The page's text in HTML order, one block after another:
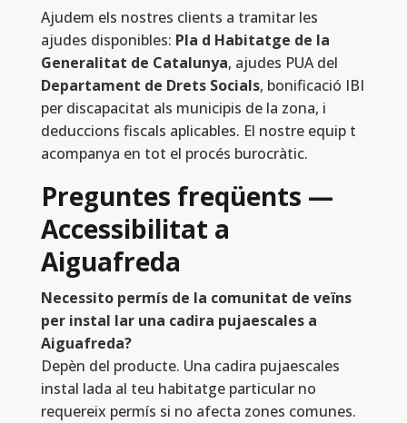
Ajudem els nostres clients a tramitar les
ajudes disponibles: Pla d Habitatge de la
Generalitat de Catalunya, ajudes PUA del
Departament de Drets Socials, bonificació IBI
per discapacitat als municipis de la zona, i
deduccions fiscals aplicables. El nostre equip t
acompanya en tot el procés burocràtic.
Preguntes freqüents —
Accessibilitat a
Aiguafreda
Necessito permís de la comunitat de veïns
per instal lar una cadira pujaescales a
Aiguafreda?
Depèn del producte. Una cadira pujaescales
instal lada al teu habitatge particular no
requereix permís si no afecta zones comunes.